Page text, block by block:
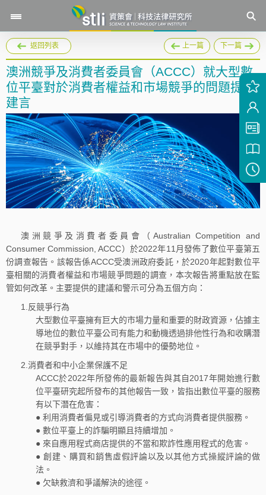
返回列表 上一篇 下一篇
澳洲競爭及消費者委員會（ACCC）就大型數
位平臺對於消費者權益和市場競爭的問題提出
建言
澳洲競爭及消費者委員會（Australian Competition and
Consumer Commission, ACCC）於2022年11月發佈了數位平臺第五
份調查報告。該報告係ACCC受澳洲政府委託，於2020年起對數位平
臺相關的消費者權益和市場競爭問題的調查，本次報告將重點放在監
管如何改革。主要提供的建議和警示可分為五個方向：
1.反競爭行為
大型數位平臺擁有巨大的市場力量和重要的財政資源，佔據主
導地位的數位平臺公司有能力和動機透過排他性行為和收購潛
在競爭對手，以維持其在市場中的優勢地位。
2.消費者和中小企業保護不足
ACCC於2022年所發佈的最新報告與其自2017年開始進行數
位平臺研究起所發布的其他報告一致，皆指出數位平臺的服務
有以下潛在危害：
● 利用消費者偏見或引導消費者的方式向消費者提供服務。
● 數位平臺上的詐騙明顯且持續增加。
● 來自應用程式商店提供的不當和欺詐性應用程式的危害。
● 創建、購買和銷售虛假評論以及以其他方式操縱評論的做
法。
● 欠缺救濟和爭議解決的途徑。